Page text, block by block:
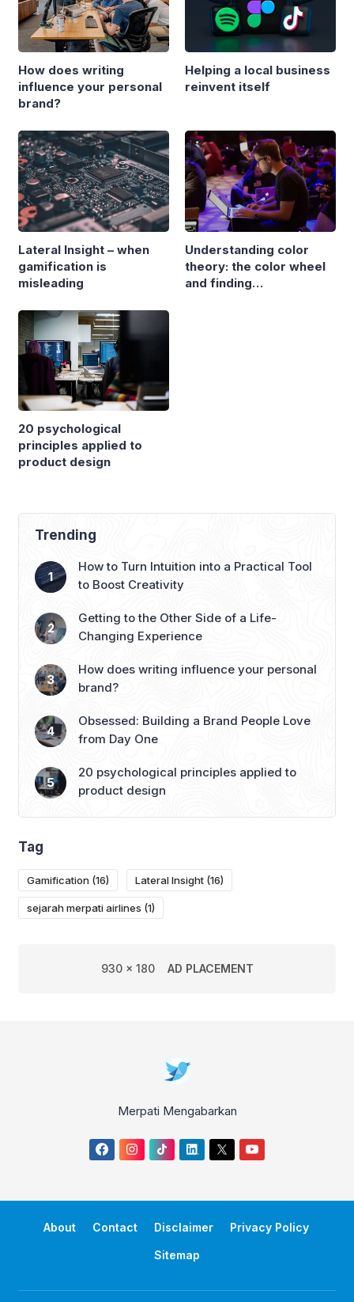
How does writing
influence your personal
brand?
Helping a local business
reinvent itself
Lateral Insight – when
gamification is
misleading
Understanding color
theory: the color wheel
and finding
20 psychological
principles applied to
product design
Trending
How to Turn Intuition into a Practical Tool
to Boost Creativity
Getting to the Other Side of a Life-
Changing Experience
How does writing influence your personal
brand?
Obsessed: Building a Brand People Love
from Day One
20 psychological principles applied to
product design
Tag
Gamification (16) Lateral Insight (16)
sejarah merpati airlines (1)
930 x 180 AD PLACEMENT
Merpati Mengabarkan
About Contact Disclaimer Privacy Policy
Sitemap